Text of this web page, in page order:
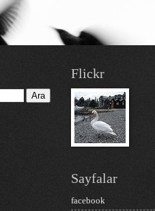
Flickr
Sayfalar
facebook